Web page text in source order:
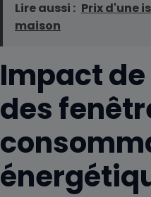
Lire aussi : Prix d'une
maison
Impact
des